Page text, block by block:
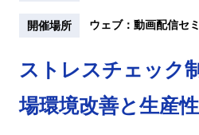
開催場所 ウェブ：動画配信セ
ストレスチェック
場環境改善と生産性